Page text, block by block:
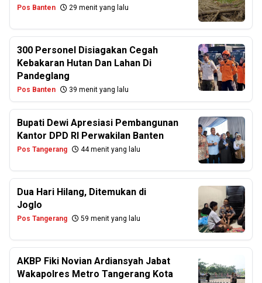
Pos Banten 29 menit yang lalu
300 Personel Disiagakan Cegah
Kebakaran Hutan Dan Lahan Di
Pandeglang
Pos Banten 39 menit yang lalu
Bupati Dewi Apresiasi Pembangunan
Kantor DPD RI Perwakilan Banten
Pos Tangerang 44 menit yang lalu
Dua Hari Hilang, Ditemukan di
Joglo
Pos Tangerang 59 menit yang lalu
AKBP Fiki Novian Ardiansyah Jabat
Wakapolres Metro Tangerang Kota